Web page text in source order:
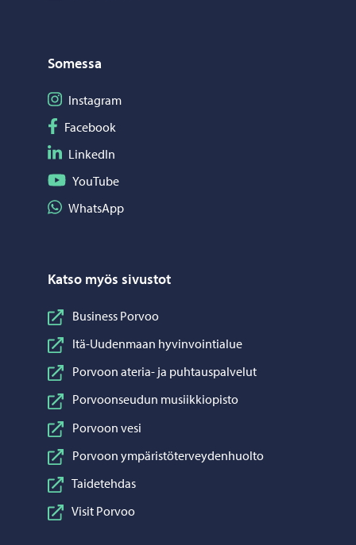
Somessa
Seuraa Instagram
Instagram
Seuraa Facebook
Facebook
Seuraa LinkedIn
LinkedIn
Seuraa YouTube
YouTube
Jaa WhatsApp
WhatsApp
Katso myös sivustot
Business Porvoo
Itä-Uudenmaan hyvinvointialue
Porvoon ateria- ja puhtauspalvelut
Porvoonseudun musiikkiopisto
Porvoon vesi
Porvoon ympäristöterveydenhuolto
Taidetehdas
Visit Porvoo